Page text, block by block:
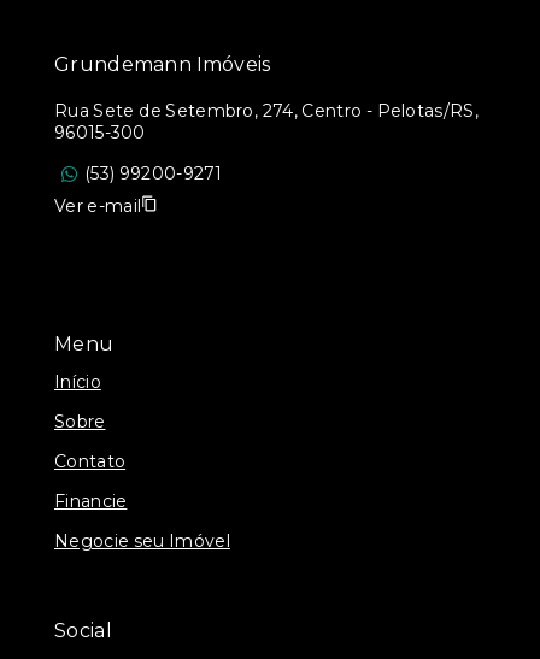
Menu
Início
Sobre
Contato
Financie
Negocie seu Imóvel
Social
Grundemann Imóveis
Rua Sete de Setembro, 274, Centro - Pelotas/RS,
96015-300
(53) 99200-9271
Ver e-mail